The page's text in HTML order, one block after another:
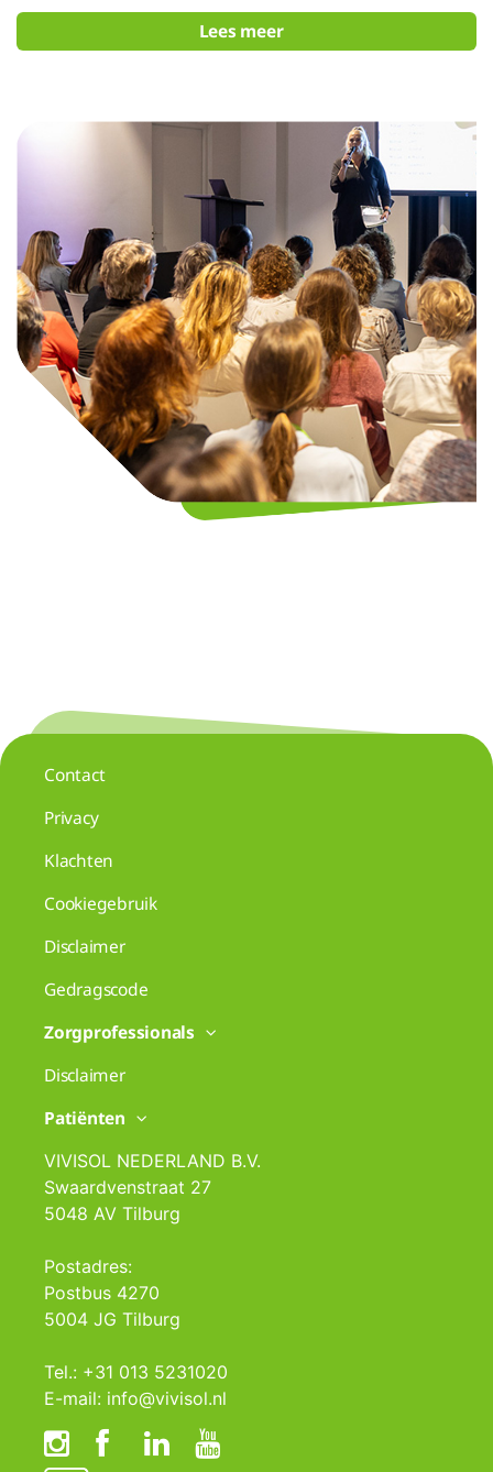
Lees meer
Contact
Privacy
Klachten
Cookiegebruik
Disclaimer
Gedragscode
Zorgprofessionals
Disclaimer
Patiënten
VIVISOL NEDERLAND B.V.
Swaardvenstraat 27
5048 AV Tilburg
Postadres:
Postbus 4270
5004 JG Tilburg
Tel.: +31 013 5231020
E-mail: info@vivisol.nl